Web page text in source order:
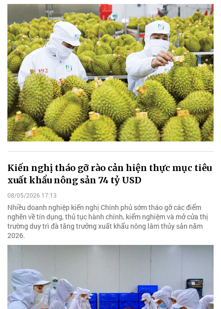
Kiến nghị tháo gỡ rào cản hiện thực mục tiêu
xuất khẩu nông sản 74 tỷ USD
08/05/2026 17:13
Nhiều doanh nghiệp kiến nghị Chính phủ sớm tháo gỡ các điểm
nghẽn về tín dụng, thủ tục hành chính, kiểm nghiệm và mở cửa thị
trường duy trì đà tăng trưởng xuất khẩu nông lâm thủy sản năm
2026.